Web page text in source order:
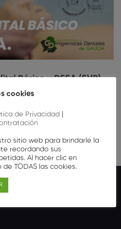
Básico y DESA (SVB)
cookies
de Privacidad
sitio web para brindarle la
recordando sus
Al hacer clic en
TODAS las cookies.